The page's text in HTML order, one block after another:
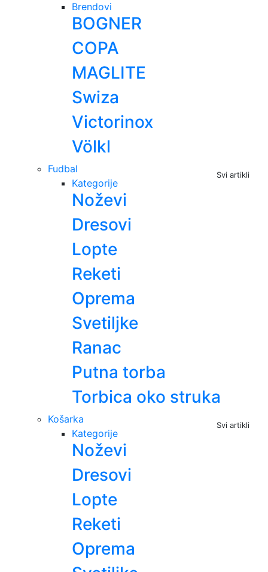
Brendovi
BOGNER
COPA
MAGLITE
Swiza
Victorinox
Völkl
Svi artikli
Fudbal
Kategorije
Noževi
Dresovi
Lopte
Reketi
Oprema
Svetiljke
Ranac
Putna torba
Torbica oko struka
Svi artikli
Košarka
Kategorije
Noževi
Dresovi
Lopte
Reketi
Oprema